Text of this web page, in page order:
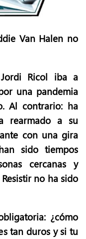
Van Halen no
Ricol iba a
una pandemia
Al contrario: ha
rearmado a su
con una gira
sido tiempos
cercanas y
no ha sido
¿cómo
tan duros y si tu